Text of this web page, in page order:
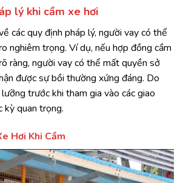
lý khi cầm xe hơi
các quy định pháp lý, người vay có thể
nghiêm trọng. Ví dụ, nếu hợp đồng cầm
ràng, người vay có thể mất quyền sở
được sự bồi thường xứng đáng. Do
trước khi tham gia vào các giao
kỳ quan trọng.
Hơi Khi Cầm